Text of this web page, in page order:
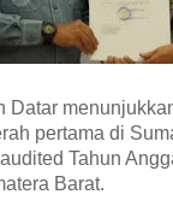
Datar
pertama di
Tahun
Barat.